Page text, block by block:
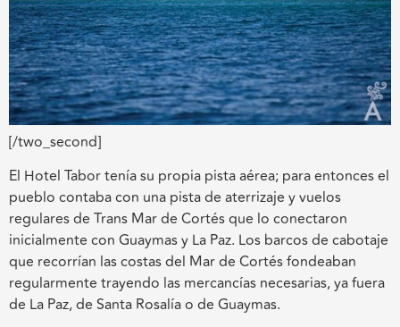
[/two_second]
El Hotel Tabor tenía su propia pista aérea; para entonces el
pueblo contaba con una pista de aterrizaje y vuelos
regulares de Trans Mar de Cortés que lo conectaron
inicialmente con Guaymas y La Paz. Los barcos de cabotaje
que recorrían las costas del Mar de Cortés fondeaban
regularmente trayendo las mercancías necesarias, ya fuera
de La Paz, de Santa Rosalía o de Guaymas.